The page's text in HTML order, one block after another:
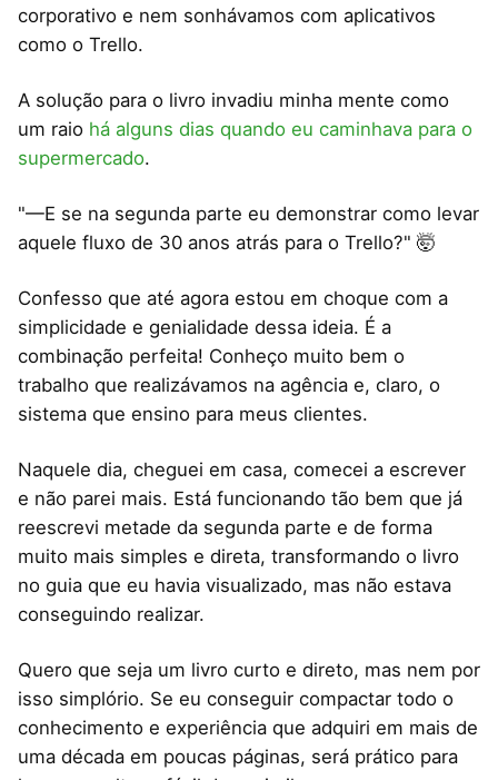
corporativo e nem sonhávamos com aplicativos
como o Trello.
A solução para o livro invadiu minha mente como
um raio há alguns dias quando eu caminhava para o
supermercado.
"—E se na segunda parte eu demonstrar como levar
aquele fluxo de 30 anos atrás para o Trello?" 🤯
Confesso que até agora estou em choque com a
simplicidade e genialidade dessa ideia. É a
combinação perfeita! Conheço muito bem o
trabalho que realizávamos na agência e, claro, o
sistema que ensino para meus clientes.
Naquele dia, cheguei em casa, comecei a escrever
e não parei mais. Está funcionando tão bem que já
reescrevi metade da segunda parte e de forma
muito mais simples e direta, transformando o livro
no guia que eu havia visualizado, mas não estava
conseguindo realizar.
Quero que seja um livro curto e direto, mas nem por
isso simplório. Se eu conseguir compactar todo o
conhecimento e experiência que adquiri em mais de
uma década em poucas páginas, será prático para